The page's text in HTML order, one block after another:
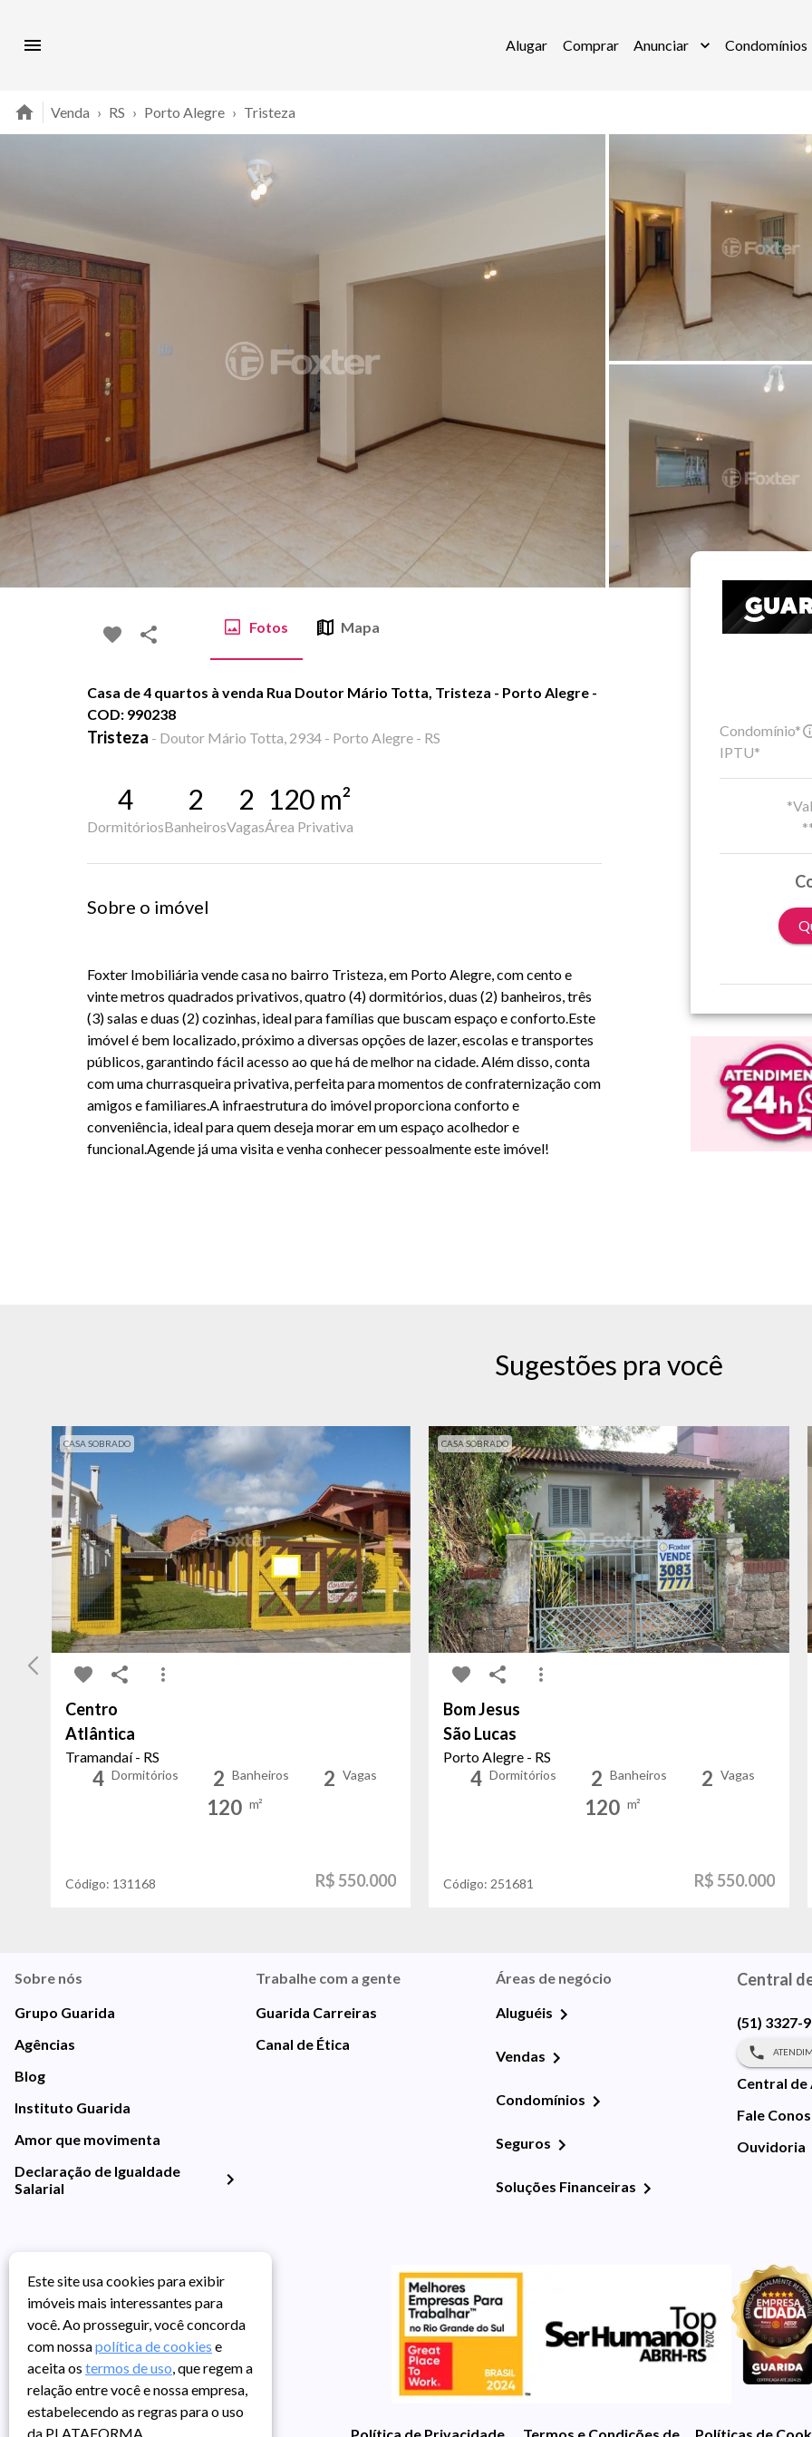
Alugar Comprar Anunciar Condomínios
Venda › RS › Porto Alegre › Tristeza
Fotos Mapa
Casa de 4 quartos à venda Rua Doutor Mário Totta, Tristeza - Porto Alegre -
COD: 990238
Tristeza - Doutor Mário Totta, 2934 - Porto Alegre - RS
4
Dormitórios
2
Banheiros
2
Vagas
120 m²
Área Privativa
Sobre o imóvel
Foxter Imobiliária vende casa no bairro Tristeza, em Porto Alegre, com cento e
vinte metros quadrados privativos, quatro (4) dormitórios, duas (2) banheiros, três
(3) salas e duas (2) cozinhas, ideal para famílias que buscam espaço e conforto.Este
imóvel é bem localizado, próximo a diversas opções de lazer, escolas e transportes
públicos, garantindo fácil acesso ao que há de melhor na cidade. Além disso, conta
com uma churrasqueira privativa, perfeita para momentos de confraternização com
amigos e familiares.A infraestrutura do imóvel proporciona conforto e
conveniência, ideal para quem deseja morar em um espaço acolhedor e
funcional.Agende já uma visita e venha conhecer pessoalmente este imóvel!
Condomínio*
IPTU*
Sugestões pra você
CASA SOBRADO
Centro
Atlântica
Tramandaí - RS
4 Dormitórios 2 Banheiros 2 Vagas
120 m²
Código: 131168 R$ 550.000
CASA SOBRADO
Bom Jesus
São Lucas
Porto Alegre - RS
4 Dormitórios 2 Banheiros 2 Vagas
120 m²
Código: 251681 R$ 550.000
Sobre nós
Grupo Guarida
Agências
Blog
Instituto Guarida
Amor que movimenta
Declaração de Igualdade
Salarial
Trabalhe com a gente
Guarida Carreiras
Canal de Ética
Áreas de negócio
Aluguéis
Vendas
Condomínios
Seguros
Soluções Financeiras
Central
(51) 3327-
Central de
Fale
Ouvidoria
Política de Privacidade Termos e Condições de UsoPolíticas de
Este site usa cookies para exibir
imóveis mais interessantes para
você. Ao prosseguir, você concorda
com nossapolítica de cookies e
aceita os termos de uso, que regem a
relação entre você e nossa empresa,
estabelecendo as regras para o uso
da PLATAFORMA.